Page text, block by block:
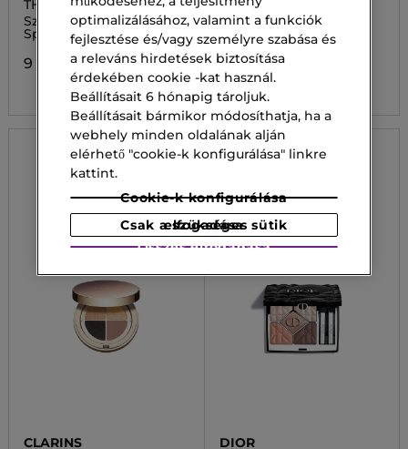
THE ENCHANTED
GARDEN
Szemhéjpúder paletta
Sparkling Eye
9 500,00 Ft
HYPNOSE
HYPNOSE
SZEMHÉJPÚDER
PALETTA
33 500,00 Ft
CLARINS
DIOR
optimalizálásához, valamint a funkciók
fejlesztése és/vagy személyre szabása és
a releváns hirdetések biztosítása
érdekében cookie -kat használ.
Beállításait 6 hónapig tároljuk.
Beállításait bármikor módosíthatja, ha a
webhely minden oldalának alján
elérhető "cookie-k konfigurálása" linkre
kattint.
Cookie-k konfigurálása
Csak a szükséges sütik elfogadása
Összes elfogadása